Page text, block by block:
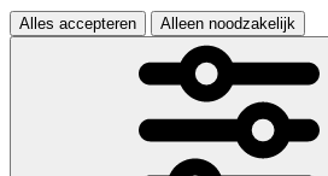
Alles accepteren Alleen noodzakelijk